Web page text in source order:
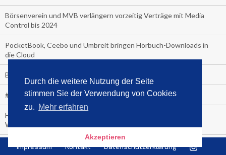
Durch die weitere Nutzung der Seite
stimmen Sie der Verwendung von Cookies
zu. Mehr erfahren
Akzeptieren
Börsenverein und MVB verlängern vorzeitig Verträge mit Media
Control bis 2024
PocketBook, Ceebo und Umbreit bringen Hörbuch-Downloads in
die Cloud
Bella Bella
#1-Bestseller: "Das ist Alpha!" von Kollegah
Hammer! "Fear: Trump in the White House" (auf Englisch) von
Watergate-Urgestein
Impressum Kontakt Datenschutzerklärung